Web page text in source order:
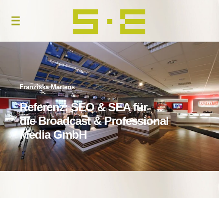
Franziska Martens
Referenz: SEO & SEA für
die Broadcast & Professional
Media GmbH